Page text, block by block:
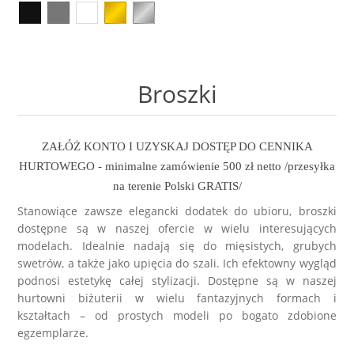
Różańce
Ekspozytory i opakowania
Klipsy do guzików - NEW
Naszyjniki męskie
Sygnety męskie i obrączki
Kolczyki męskie
BRELOKI
Kamienie naturalne
Biżuteria ślubna
Stal szlachetna 316L
Biżuteria metalowa
Metal szczotkowany
KAMIENIE NATURALNE
AWENTURYN
KOCIE OKO / KWARC
JADEIT
KRYSZTAŁ GÓRSKI
Broszki
ZAŁÓŻ KONTO I UZYSKAJ DOSTĘP DO CENNIKA
HURTOWEGO - minimalne zamówienie 500 zł netto /przesyłka
na terenie Polski GRATIS/
Stanowiące zawsze elegancki dodatek do ubioru, broszki
dostępne są w naszej ofercie w wielu interesujących
modelach. Idealnie nadają się do mięsistych, grubych
swetrów, a także jako upięcia do szali. Ich efektowny wygląd
podnosi estetykę całej stylizacji. Dostępne są w naszej
hurtowni biżuterii w wielu fantazyjnych formach i
kształtach – od prostych modeli po bogato zdobione
egzemplarze.